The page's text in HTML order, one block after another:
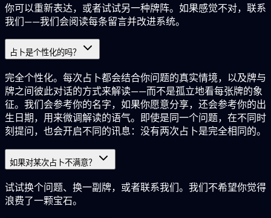
你可以重新表达，或者试试另一种牌阵。如果感觉不对，联系
我们——我们会阅读每条留言并改进系统。
占卜是个性化的吗？
完全个性化。每次占卜都会结合你问题的真实情境，以及牌与
牌之间彼此对话的方式来解读——而不是孤立地看每张牌的象
征。我们会参考你的名字，如果你愿意分享，还会参考你的出
生日期，用来微调解读的语气。即使是同一个问题，在不同时
刻提问，也会开启不同的讯息：没有两次占卜是完全相同的。
如果对某次占卜不满意？
试试换个问题、换一副牌，或者联系我们。我们不希望你觉得
浪费了一颗宝石。